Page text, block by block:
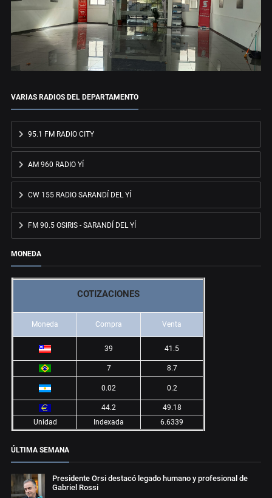
VARIAS RADIOS DEL DEPARTAMENTO
95.1 FM RADIO CITY
AM 960 RADIO YÍ
CW 155 RADIO SARANDÍ DEL YÍ
FM 90.5 OSIRIS - SARANDÍ DEL YÍ
MONEDA
COTIZACIONES
Moneda Compra Venta
39 41.5
7 8.7
0.02 0.2
44.2
49.18
Unidad
Indexada 6.6339
ÚLTIMA SEMANA
Presidente Orsi destacó legado humano y profesional de
Gabriel Rossi